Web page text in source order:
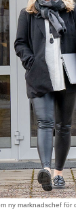
ny marknadschef